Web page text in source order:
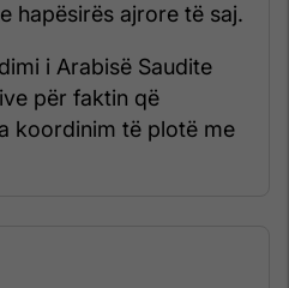
hapësirës ajrore të saj.
i Arabisë Saudite
për faktin që
koordinim të plotë me